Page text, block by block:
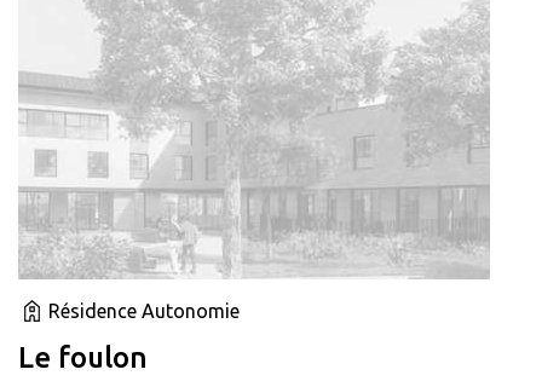
Résidence Autonomie
Le foulon